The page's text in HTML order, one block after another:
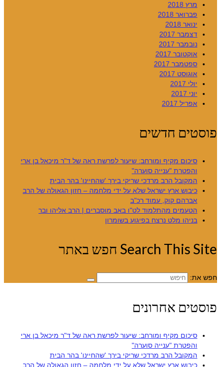
מרץ 2018
פברואר 2018
ינואר 2018
דצמבר 2017
נובמבר 2017
אוקטובר 2017
ספטמבר 2017
אוגוסט 2017
יולי 2017
יוני 2017
אפריל 2017
פוסטים חדשים
סיכום מקיף ומורחב: שיעור לפרשת ראה של ד"ר מיכאל בן ארי
והפטרת "ענייה סוערה"
המקובל הרב מרדכי שריקי בירך 'שהחיינו' בהר הבית
כיבוש ארץ ישראל שלא על ידי מלחמה – חזון הגאולה של הרב
אברהם קוק, עמוד רכ"ב
הטעמים מהתלמוד לט"ו באב מוסברים | הרב אליהו ובר
בניהו מלט נרצח בפיגוע בשומרון
Search This Site חפש באתר
חפש את:
פוסטים אחרונים
סיכום מקיף ומורחב: שיעור לפרשת ראה של ד"ר מיכאל בן ארי
והפטרת "ענייה סוערה"
המקובל הרב מרדכי שריקי בירך 'שהחיינו' בהר הבית
כיבוש ארץ ישראל שלא על ידי מלחמה – חזון הגאולה של הרב